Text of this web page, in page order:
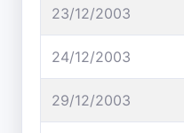
23/12/2003
24/12/2003
29/12/2003